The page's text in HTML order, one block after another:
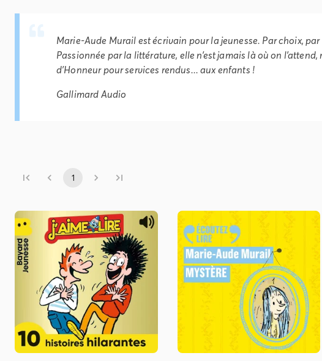
Marie-Aude Murail est écrivain pour la jeunesse. Par choix,
Passionnée par la littérature, elle n’est jamais là où on
d’Honneur pour services rendus... aux enfants !
Gallimard Audio
1